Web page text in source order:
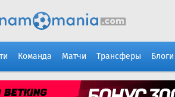
Команда Матчи Трансферы Блоги